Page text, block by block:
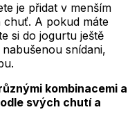
je přidat v menším
A pokud máte
si do jogurtu ještě
snídani,
kombinacemi a
svých chutí a